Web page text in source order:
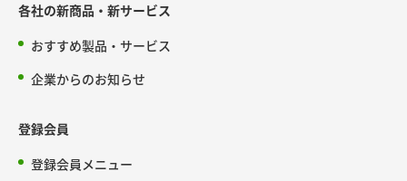
各社の新商品・新サービス
おすすめ製品・サービス
企業からのお知らせ
登録会員
登録会員メニュー